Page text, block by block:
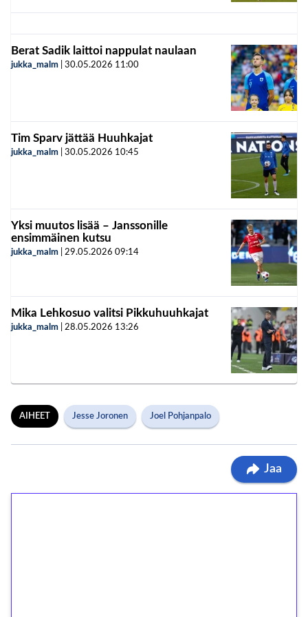
Berat Sadik laittoi nappulat naulaan
jukka_malm 30.05.2026 11:00
Tim Sparv jättää Huuhkajat
jukka_malm 30.05.2026 10:45
Yksi muutos lisää – Janssonille
ensimmäinen kutsu
jukka_malm 29.05.2026 09:14
Mika Lehkosuo valitsi Pikkuhuuhkajat
jukka_malm 28.05.2026 13:26
AIHEET Jesse Joronen Joel Pohjanpalo
Jaa